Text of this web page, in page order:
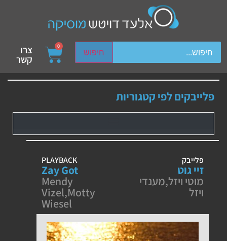
חיפוש
device users, explore by touch or with swipe gestures.
0 צרו
קשר
פלייבקים לפי קטגוריות
פלייבק
זיי גוט
מוטי ויזל,מענדי
ויזל
PLAYBACK
Zay Got
Mendy
Vizel,Motty
Wiesel